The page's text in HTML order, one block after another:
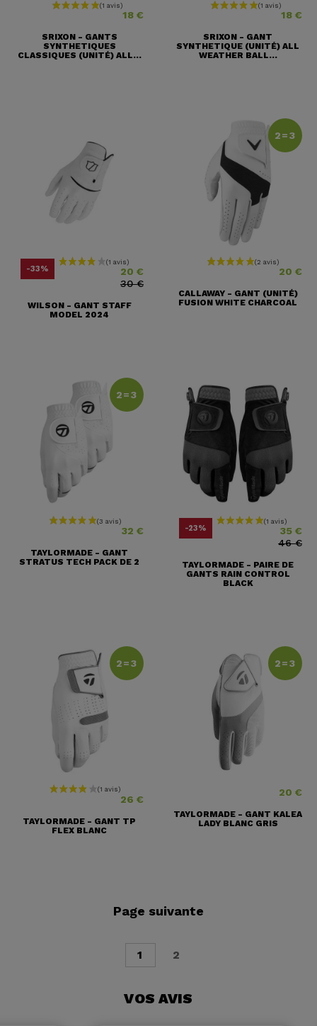
Prix 18 €
SRIXON - GANTS
SYNTHETIQUES
CLASSIQUES (UNITÉ) ALL...
Prix 18 €
SRIXON - GANT
SYNTHETIQUE (UNITÉ) ALL
WEATHER BALL...
-33% Prix 20 €
Prix ​​habituel
30 €
WILSON - GANT STAFF
MODEL 2024
2=3
Prix 20 €
CALLAWAY - GANT (UNITÉ)
FUSION WHITE CHARCOAL
2=3
Prix 32 €
TAYLORMADE - GANT
STRATUS TECH PACK DE 2
-23% Prix 35 €
Prix ​​habituel
46 €
TAYLORMADE - PAIRE DE
GANTS RAIN CONTROL
BLACK
2=3
Prix 26 €
TAYLORMADE - GANT TP
FLEX BLANC
2=3
Prix
20 €
TAYLORMADE - GANT KALEA
LADY BLANC GRIS
Page suivante
1 2
VOS AVIS